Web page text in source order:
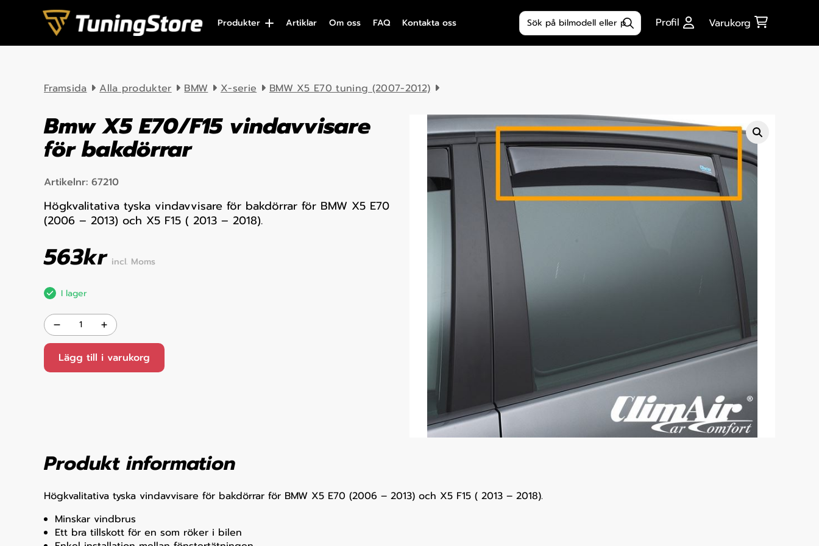
Skip to content
Produkter Artiklar Om oss FAQ Kontakta oss
Produktsökning
Profil Varukorg
Framsida Alla produkter BMW X-serie BMW X5 E70 tuning (2007-2012)
Bmw X5 E70/F15 vindavvisare
för bakdörrar
Artikelnr: 67210
Högkvalitativa tyska vindavvisare för bakdörrar för BMW X5 E70
(2006 – 2013) och X5 F15 ( 2013 – 2018).
563kr incl. Moms
I lager
Lägg till i varukorg
Produkt information
Högkvalitativa tyska vindavvisare för bakdörrar för BMW X5 E70 (2006 – 2013) och X5 F15 ( 2013 – 2018).
Minskar vindbrus
Ett bra tillskott för en som röker i bilen